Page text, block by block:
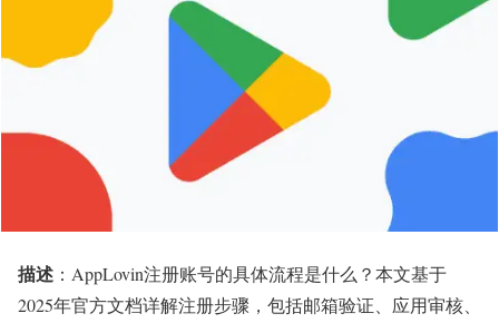
描述 ：AppLovin注册账号的具体流程是什么？本文基于
2025年官方文档详解注册步骤，包括邮箱验证、应用审核、